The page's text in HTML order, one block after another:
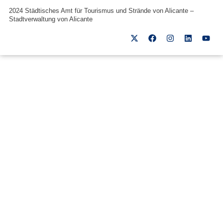
2024 Städtisches Amt für Tourismus und Strände von Alicante –
Stadtverwaltung von Alicante